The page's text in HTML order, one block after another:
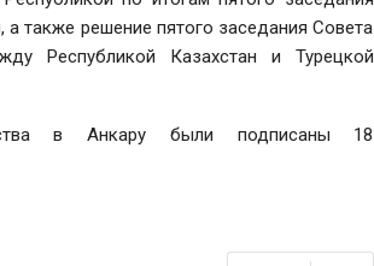
а также решение пятого заседания Совета
Республикой Казахстан и Турецкой
в Анкару были подписаны 18